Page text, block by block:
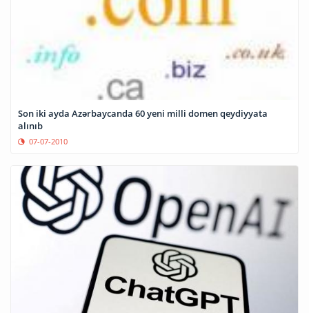
Son iki ayda Azərbaycanda 60 yeni milli domen qeydiyyata
alınıb
07-07-2010